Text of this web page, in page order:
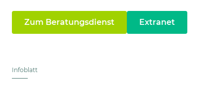
Zum Beratungsdienst Extranet
Infoblatt